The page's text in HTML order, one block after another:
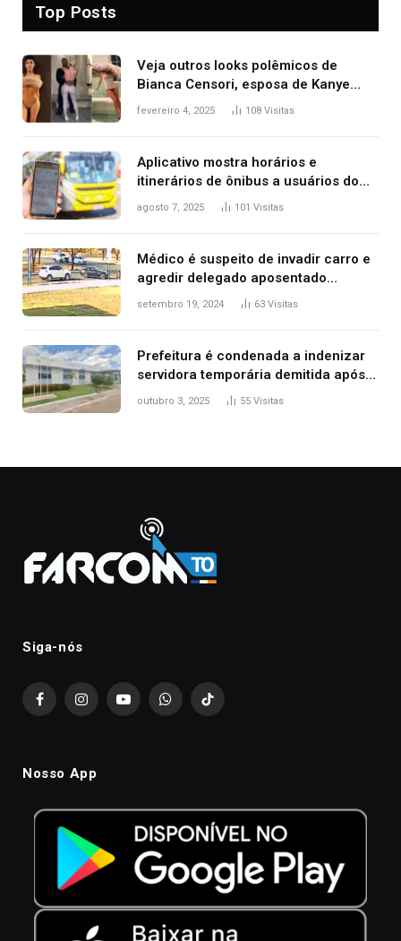
Top Posts
Veja outros looks polêmicos de
Bianca Censori, esposa de Kanye
West que apareceu nua no Grammy
fevereiro 4, 2025 108 Visitas
Aplicativo mostra horários e
itinerários de ônibus a usuários do
transporte público de Palmas; confira
agosto 7, 2025 101 Visitas
Médico é suspeito de invadir carro e
agredir delegado aposentado
durante confusão no trânsito
setembro 19, 2024 63 Visitas
Prefeitura é condenada a indenizar
servidora temporária demitida após
nascimento da filha
outubro 3, 2025 55 Visitas
Siga-nós
FacebookInstagramYouTubeWhatsAppTikTok
Nosso App